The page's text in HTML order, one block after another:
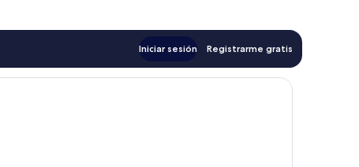
Iniciar sesión Registrarme gratis